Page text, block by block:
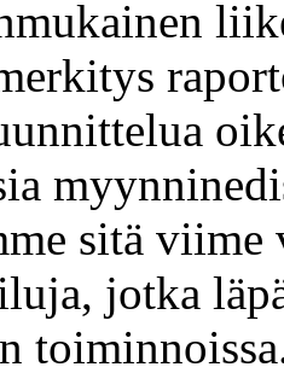
sitä
jotka